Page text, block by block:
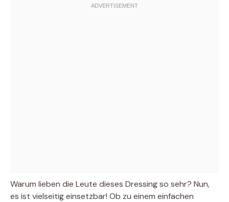
Warum lieben die Leute dieses Dressing so sehr? Nun,
es ist vielseitig einsetzbar! Ob zu einem einfachen